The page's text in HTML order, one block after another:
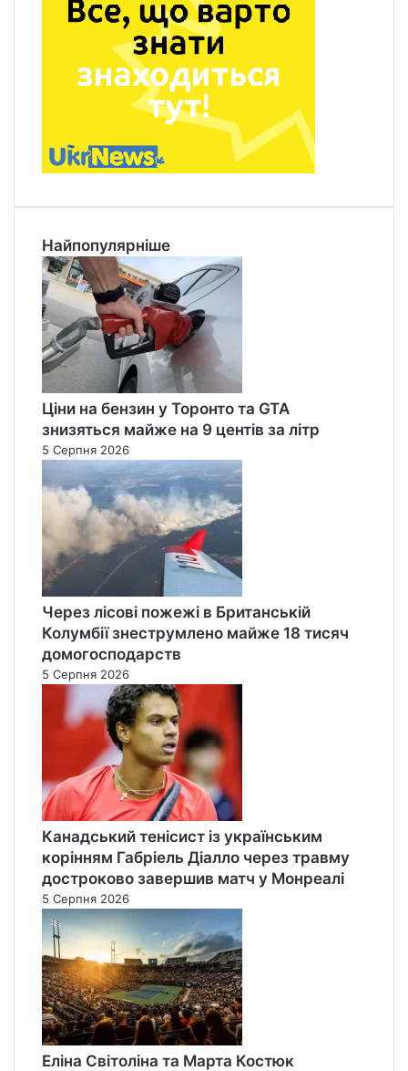
Найпопулярніше
Ціни на бензин у Торонто та GTA
знизяться майже на 9 центів за літр
5 Серпня 2026
Через лісові пожежі в Британській
Колумбії знеструмлено майже 18 тисяч
домогосподарств
5 Серпня 2026
Канадський тенісист із українським
корінням Габріель Діалло через травму
достроково завершив матч у Монреалі
5 Серпня 2026
Еліна Світоліна та Марта Костюк